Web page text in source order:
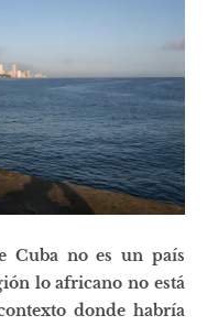
Cuba no es un país
lo africano no está
donde habría